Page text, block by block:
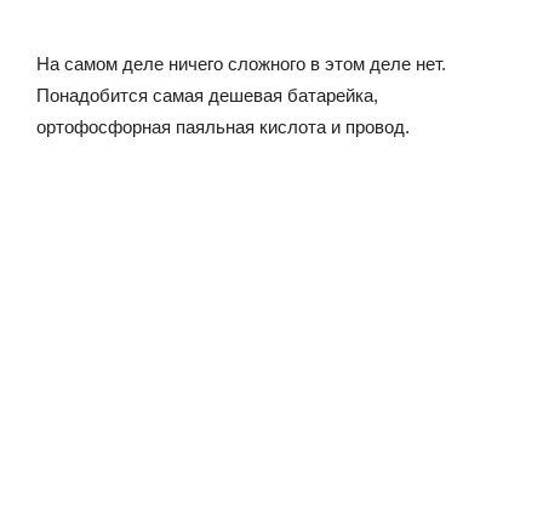
На самом деле ничего сложного в этом деле нет.
Понадобится самая дешевая батарейка,
ортофосфорная паяльная кислота и провод.